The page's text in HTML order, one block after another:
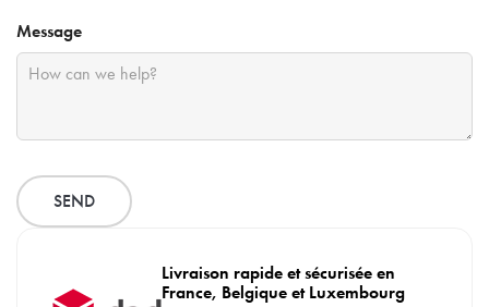
Message
Livraison rapide et sécurisée en
France, Belgique et Luxembourg